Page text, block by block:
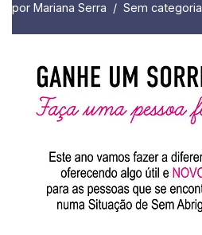
por Mariana Serra Sem categoria